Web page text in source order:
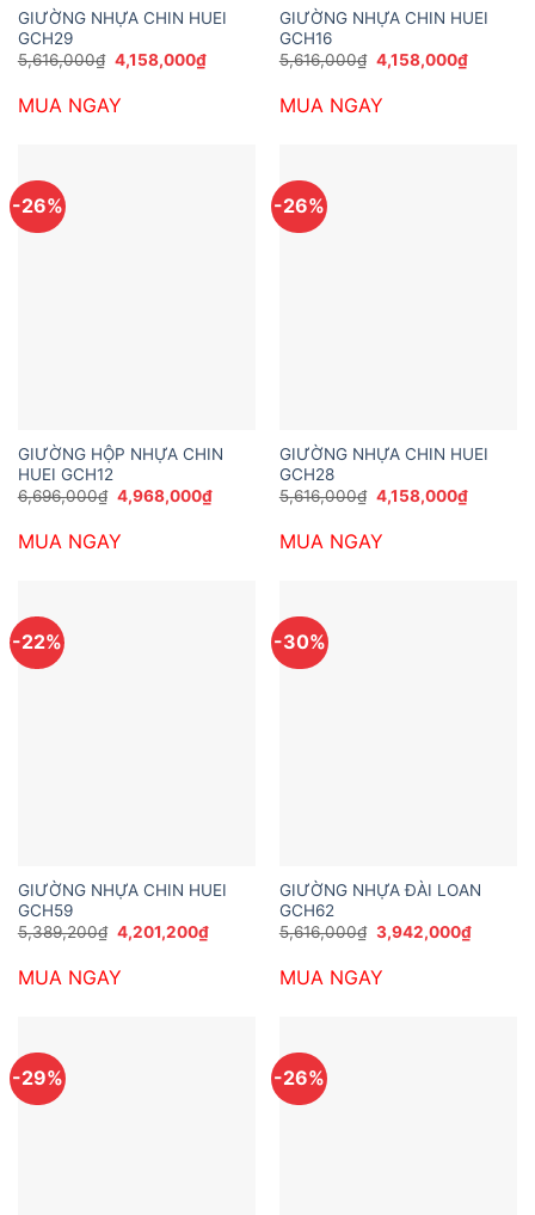
GIƯỜNG NHỰA CHIN HUEI
GCH29
5,616,000₫ Giá
gốc
5,616,000₫.
4,158,000₫Giá
hiện
MUA NGAY
GIƯỜNG NHỰA CHIN HUEI
GCH16
5,616,000₫ Giá
gốc
5,616,000₫.
4,158,000₫Giá
hiện
MUA NGAY
-26%
GIƯỜNG HỘP NHỰA CHIN
HUEI GCH12
6,696,000₫ Giá
gốc
6,696,000₫.
4,968,000₫Giá
hiện
MUA NGAY
-26%
GIƯỜNG NHỰA CHIN HUEI
GCH28
5,616,000₫ Giá
gốc
5,616,000₫.
4,158,000₫Giá
hiện
MUA NGAY
-22%
GIƯỜNG NHỰA CHIN HUEI
GCH59
5,389,200₫ Giá
gốc
5,389,200₫.
4,201,200₫Giá
hiện
MUA NGAY
-30%
GIƯỜNG NHỰA ĐÀI LOAN
GCH62
5,616,000₫ Giá
gốc
5,616,000₫.
3,942,000₫Giá
hiện
MUA NGAY
-29% -26%